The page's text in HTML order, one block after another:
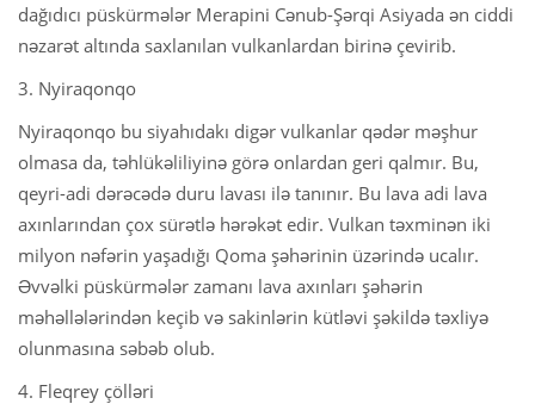
dağıdıcı püskürmələr Merapini Cənub-Şərqi Asiyada ən ciddi
nəzarət altında saxlanılan vulkanlardan birinə çevirib.
3. Nyiraqonqo
Nyiraqonqo bu siyahıdakı digər vulkanlar qədər məşhur
olmasa da, təhlükəliliyinə görə onlardan geri qalmır. Bu,
qeyri-adi dərəcədə duru lavası ilə tanınır. Bu lava adi lava
axınlarından çox sürətlə hərəkət edir. Vulkan təxminən iki
milyon nəfərin yaşadığı Qoma şəhərinin üzərində ucalır.
Əvvəlki püskürmələr zamanı lava axınları şəhərin
məhəllələrindən keçib və sakinlərin kütləvi şəkildə təxliyə
olunmasına səbəb olub.
4. Fleqrey çölləri